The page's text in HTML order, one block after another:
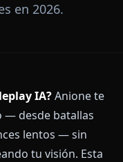
en 2026.
IA?Anione te
— desde batallas
lentos — sin
tu visión. Esta